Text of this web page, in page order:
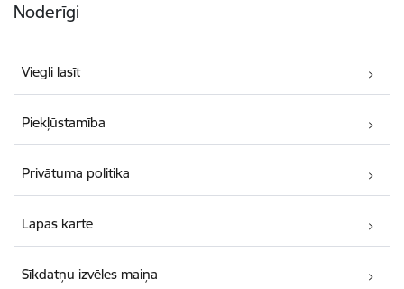
Noderīgi
Viegli lasīt
Piekļūstamība
Privātuma politika
Lapas karte
Sīkdatņu izvēles maiņa